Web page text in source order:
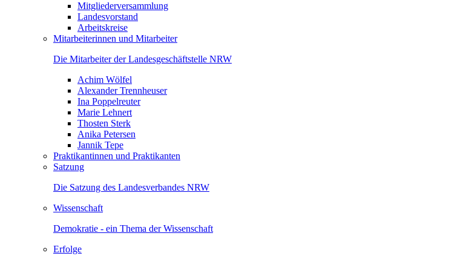
Mitgliederversammlung
Landesvorstand
Arbeitskreise
Mitarbeiterinnen und Mitarbeiter
Die Mitarbeiter der Landesgeschäftstelle NRW
Achim Wölfel
Alexander Trennheuser
Ina Poppelreuter
Marie Lehnert
Thosten Sterk
Anika Petersen
Jannik Tepe
Praktikantinnen und Praktikanten
Satzung
Die Satzung des Landesverbandes NRW
Wissenschaft
Demokratie - ein Thema der Wissenschaft
Erfolge